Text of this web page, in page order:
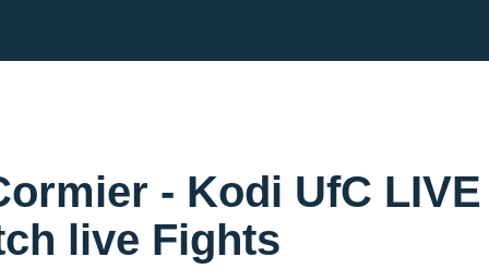
- Kodi UfC LIVE
live Fights